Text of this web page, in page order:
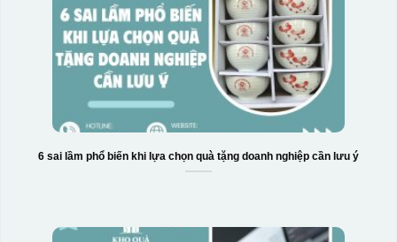
6 sai lầm phổ biến khi lựa chọn quà tặng doanh nghiệp cần lưu ý